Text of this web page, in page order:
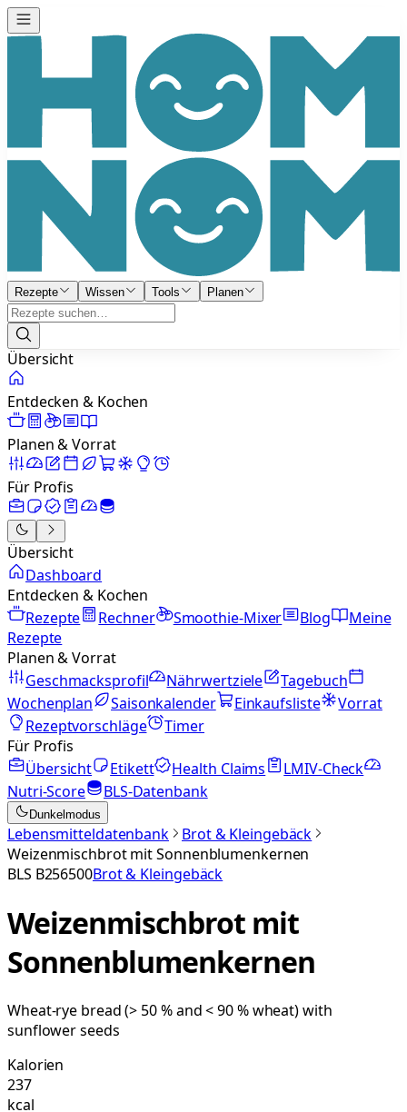
Rezepte Wissen Tools Planen
Übersicht
Entdecken & Kochen
Planen & Vorrat
Für Profis
Übersicht
Dashboard
Entdecken & Kochen
Rezepte
Rechner Smoothie-Mixer Blog
Meine
Rezepte
Planen & Vorrat
Geschmacksprofil
Nährwertziele
Tagebuch
Wochenplan
Saisonkalender Einkaufsliste
Vorrat
Rezeptvorschläge
Timer
Für Profis
Übersicht
Etikett Health Claims
LMIV-Check
Nutri-Score
BLS-Datenbank
Dunkelmodus
Lebensmitteldatenbank
Brot & Kleingebäck
Weizenmischbrot mit Sonnenblumenkernen
BLS B256500Brot & Kleingebäck
Weizenmischbrot mit
Sonnenblumenkernen
Wheat-rye bread (> 50 % and < 90 % wheat) with
sunflower seeds
Kalorien
237
kcal